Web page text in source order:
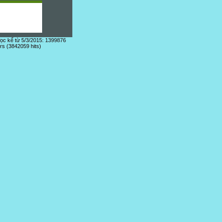
kể từ 5/3/2015: 1399876
(3842059 hits)